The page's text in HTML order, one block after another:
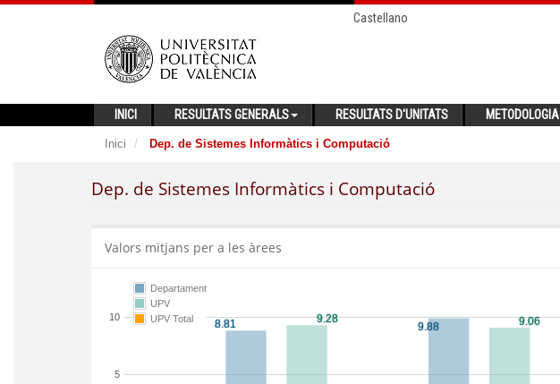
Castellano
INICI RESULTATS GENERALS RESULTATS D'UNITATS METODOLOGIA
Inici Dep. de Sistemes Informàtics i Computació
Dep. de Sistemes Informàtics i Computació
Valors mitjans per a les àrees
5
10
Departament
UPV
UPV Total